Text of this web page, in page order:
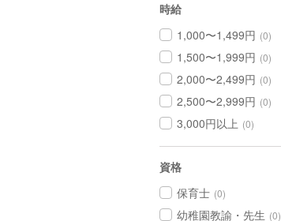
時給
1,000〜1,499円 (0)
1,500〜1,999円 (0)
2,000〜2,499円 (0)
2,500〜2,999円 (0)
3,000円以上 (0)
資格
保育士 (0)
幼稚園教諭・先生 (0)